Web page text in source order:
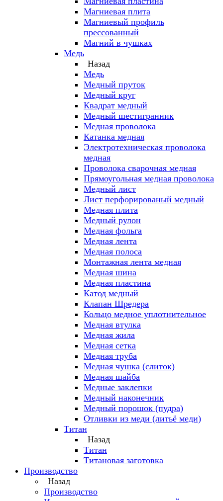
Магниевая плита
Магниевый профиль
прессованный
Магний в чушках
Медь
Назад
Медь
Медный пруток
Медный круг
Квадрат медный
Медный шестигранник
Медная проволока
Катанка медная
Электротехническая проволока
медная
Проволока сварочная медная
Прямоугольная медная проволока
Медный лист
Лист перфорированый медный
Медная плита
Медный рулон
Медная фольга
Медная лента
Медная полоса
Монтажная лента медная
Медная шина
Медная пластина
Катод медный
Клапан Шредера
Кольцо медное уплотнительное
Медная втулка
Медная жила
Медная сетка
Медная труба
Медная чушка (слиток)
Медная шайба
Медные заклепки
Медный наконечник
Медный порошок (пудра)
Отливки из меди (литьё меди)
Титан
Назад
Титан
Титановая заготовка
Производство
Назад
Производство